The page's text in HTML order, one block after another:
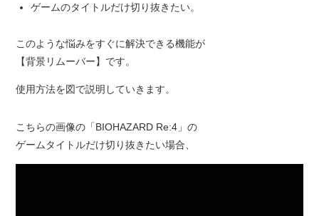
ゲームのタイトルだけ切り抜きたい。
このような悩みをすぐに解決できる機能が
【背景リムーバー】です。
使用方法を図で説明していきます。
こちらの画像の「BIOHAZARD Re:4」の
ゲームタイトルだけ切り抜きたい場合、